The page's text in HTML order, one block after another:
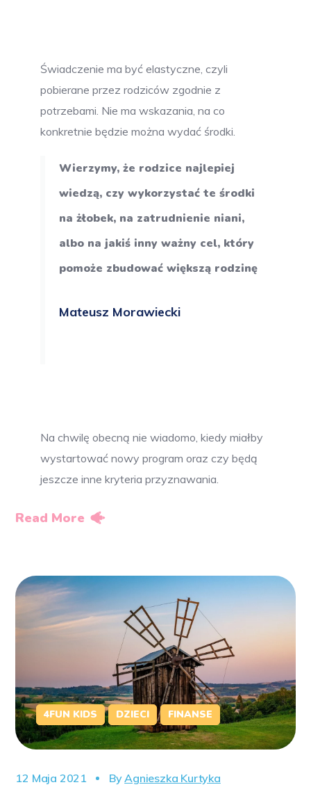
Świadczenie ma być elastyczne, czyli
pobierane przez rodziców zgodnie z
potrzebami. Nie ma wskazania, na co
konkretnie będzie można wydać środki.
Wierzymy, że rodzice najlepiej
wiedzą, czy wykorzystać te środki
na żłobek, na zatrudnienie niani,
albo na jakiś inny ważny cel, który
pomoże zbudować większą rodzinę
Mateusz Morawiecki
Na chwilę obecną nie wiadomo, kiedy miałby
wystartować nowy program oraz czy będą
jeszcze inne kryteria przyznawania.
Read More
4FUN KIDS DZIECI FINANSE
12 Maja 2021 ByAgnieszka Kurtyka